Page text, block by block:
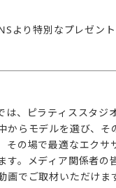
より特別なプレゼン
、ピラティススタジ
からモデルを選び、そ
その場で最適なエクサ
す。メディア関係者の
でご取材いただけま